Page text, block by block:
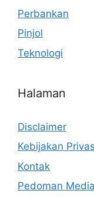
Perbankan
Pinjol
Teknologi
Halaman
Disclaimer
Kebijakan
Kontak
Pedoman